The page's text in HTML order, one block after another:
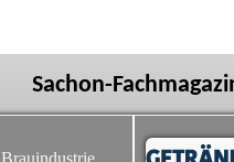
Sachon-
Brauindustrie